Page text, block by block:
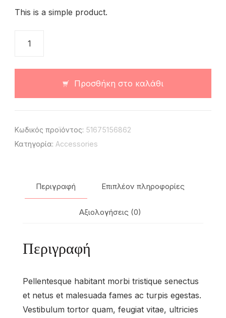
was:
τιμή
This is a simple product.
ποσότητα
Προσθήκη στο καλάθι
Κωδικός προϊόντος: 51675156862
Κατηγορία: Accessories
Περιγραφή Επιπλέον πληροφορίες
Αξιολογήσεις (0)
Περιγραφή
Pellentesque habitant morbi tristique senectus
et netus et malesuada fames ac turpis egestas.
Vestibulum tortor quam, feugiat vitae, ultricies